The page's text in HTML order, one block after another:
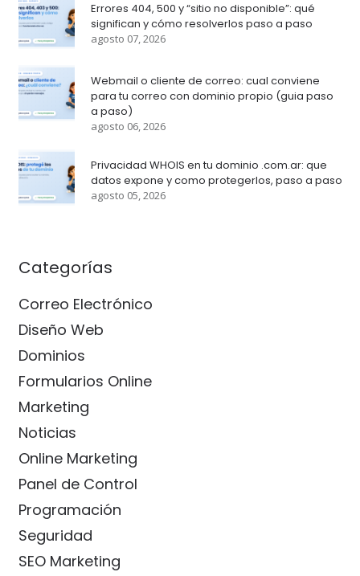
Errores 404, 500 y “sitio no disponible”: qué
significan y cómo resolverlos paso a paso
agosto 07, 2026
Webmail o cliente de correo: cual conviene
para tu correo con dominio propio (guia paso
a paso)
agosto 06, 2026
Privacidad WHOIS en tu dominio .com.ar: que
datos expone y como protegerlos, paso a paso
agosto 05, 2026
Categorías
Correo Electrónico
Diseño Web
Dominios
Formularios Online
Marketing
Noticias
Online Marketing
Panel de Control
Programación
Seguridad
SEO Marketing